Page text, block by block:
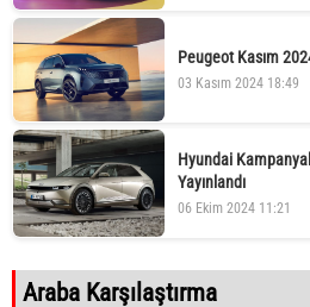
Peugeot Kasım
03 Kasım 2024 18:49
Hyundai
Yayınlandı
06 Ekim 2024 11:21
Araba Karşılaştırma